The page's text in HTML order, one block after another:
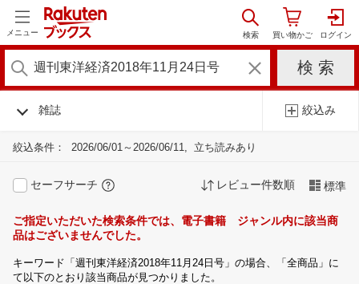
メニュー
雑誌 絞込み
絞込条件： 2026/06/01～2026/06/11 立ち読みあり
セーフサーチ レビュー件数順 標準
ご指定いただいた検索条件では、電子書籍 ジャンル内に該当商
品はございませんでした。
キーワード「週刊東洋経済2018年11月24日号」の場合、「全商品」に
て以下のとおり該当商品が見つかりました。